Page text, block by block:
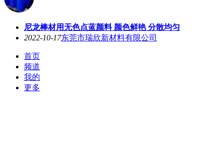
尼龙棒材用无色点蓝颜料 颜色鲜艳 分散均匀
2022-10-17东莞市瑞欣新材料有限公司
首页
频道
我的
更多